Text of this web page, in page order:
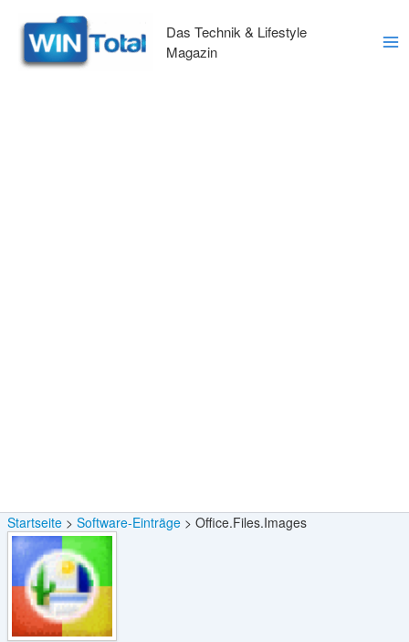
Inhalt
springen
Das Technik & Lifestyle
Magazin
Startseite Software-Einträge Office.Files.Images